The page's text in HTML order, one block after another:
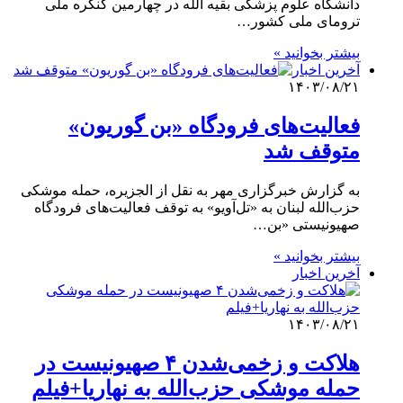
دانشگاه علوم پزشکی بقیه الله در چهارمین کنگره ملی
ترومای ملی کشور…
بیشتر بخوانید »
آخرین اخبار
۱۴۰۳/۰۸/۲۱
فعالیت‌های فرودگاه «بن گوریون»
متوقف شد
به گزارش خبرگزاری مهر به نقل از الجزیره، حمله موشکی
حزب‌الله لبنان به «تل‌آویو» به توقف فعالیت‌های فرودگاه
صهیونیستی «بن…
بیشتر بخوانید »
آخرین اخبار
۱۴۰۳/۰۸/۲۱
هلاکت و زخمی‌شدن ۴ صهیونیست در
حمله موشکی حزب‌الله به نهاریا+فیلم